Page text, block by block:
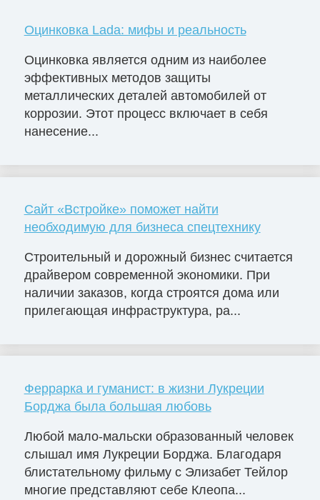
Оцинковка Lada: мифы и реальность
Оцинковка является одним из наиболее
эффективных методов защиты
металлических деталей автомобилей от
коррозии. Этот процесс включает в себя
нанесение...
Сайт «Встройке» поможет найти
необходимую для бизнеса спецтехнику
Строительный и дорожный бизнес считается
драйвером современной экономики. При
наличии заказов, когда строятся дома или
прилегающая инфраструктура, ра...
Феррарка и гуманист: в жизни Лукреции
Борджа была большая любовь
Любой мало-мальски образованный человек
слышал имя Лукреции Борджа. Благодаря
блистательному фильму с Элизабет Тейлор
многие представляют себе Клеопа...